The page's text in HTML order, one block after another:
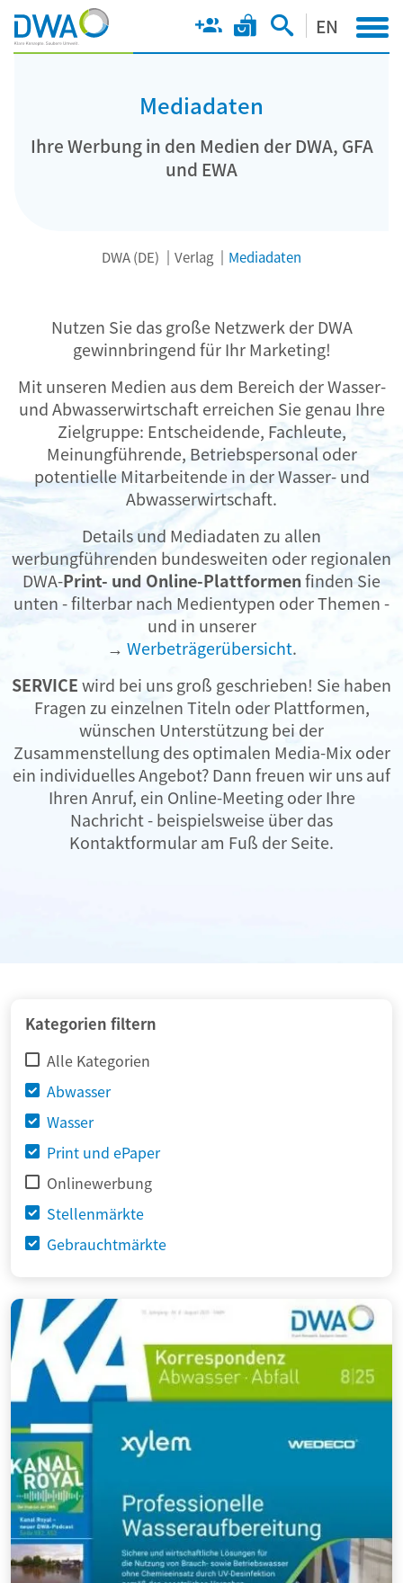
EN
Mediadaten
Ihre Werbung in den Medien der DWA, GFA
und EWA
DWA (DE) Verlag Mediadaten
Nutzen Sie das große Netzwerk der DWA
gewinnbringend für Ihr Marketing!
Mit unseren Medien aus dem Bereich der Wasser-
und Abwasserwirtschaft erreichen Sie genau Ihre
Zielgruppe: Entscheidende, Fachleute,
Meinungführende, Betriebspersonal oder
potentielle Mitarbeitende in der Wasser- und
Abwasserwirtschaft.
Details und Mediadaten zu allen
werbungführenden bundesweiten oder regionalen
DWA-Print- und Online-Plattformenfinden Sie
unten - filterbar nach Medientypen oder Themen -
und in unserer
→ Werbeträgerübersicht.
SERVICEwird bei uns groß geschrieben! Sie haben
Fragen zu einzelnen Titeln oder Plattformen,
wünschen Unterstützung bei der
Zusammenstellung des optimalen Media-Mix oder
ein individuelles Angebot? Dann freuen wir uns auf
Ihren Anruf, ein Online-Meeting oder Ihre
Nachricht - beispielsweise über das
Kontaktformular am Fuß der Seite.
Kategorien filtern
Alle Kategorien
Abwasser
Wasser
Print und ePaper
Onlinewerbung
Stellenmärkte
Gebrauchtmärkte